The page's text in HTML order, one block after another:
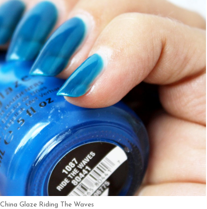
China Glaze Riding The Waves